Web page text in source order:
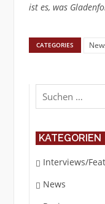
ist es, was
CATEGORIES
Suchen
nach:
KATEGORIEN
Interviews/
News